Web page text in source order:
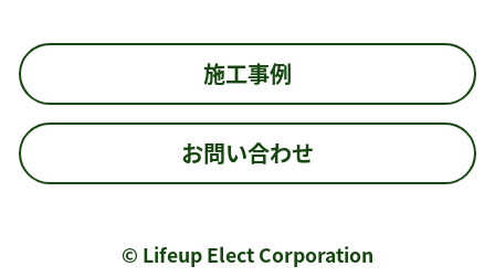
施工事例
お問い合わせ
© Lifeup Elect Corporation